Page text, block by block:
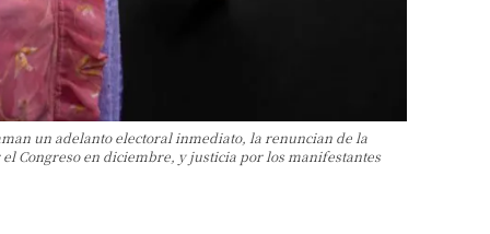
un adelanto electoral inmediato, la renuncian de la
Congreso en diciembre, y justicia por los manifestantes